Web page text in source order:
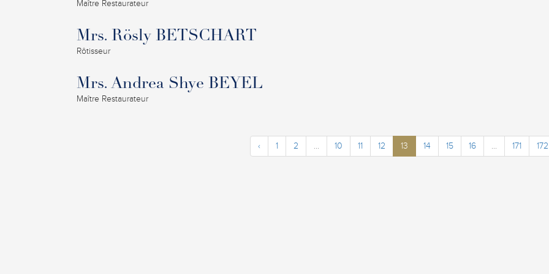
Maître Restaurateur
Mrs. Rösly BETSCHART
Rôtisseur
Mrs. Andrea Shye BEYEL
Maître Restaurateur
‹ 1 2 ... 10 11 12 13 14 15 16 ... 171 172